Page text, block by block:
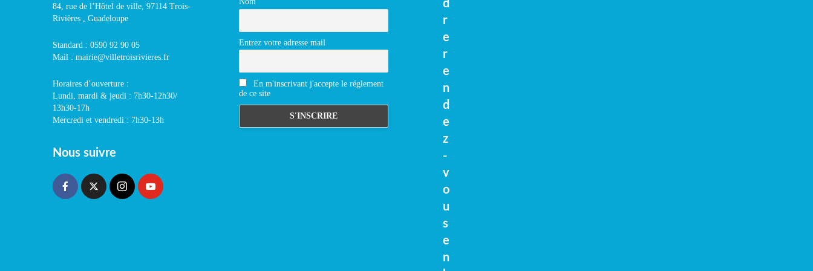
84, rue de l’Hôtel de ville, 97114 Trois-
Rivières , Guadeloupe
Standard : 0590 92 90 05
Mail : mairie@villetroisrivieres.fr
Horaires d’ouverture :
Lundi, mardi & jeudi : 7h30-12h30/
13h30-17h
Mercredi et vendredi : 7h30-13h
Nous suivre
Entrez votre adresse mail
En m'inscrivant j'accepte le réglement
de ce site
d
r
e
r
e
n
d
e
z
-
v
o
u
s
e
n